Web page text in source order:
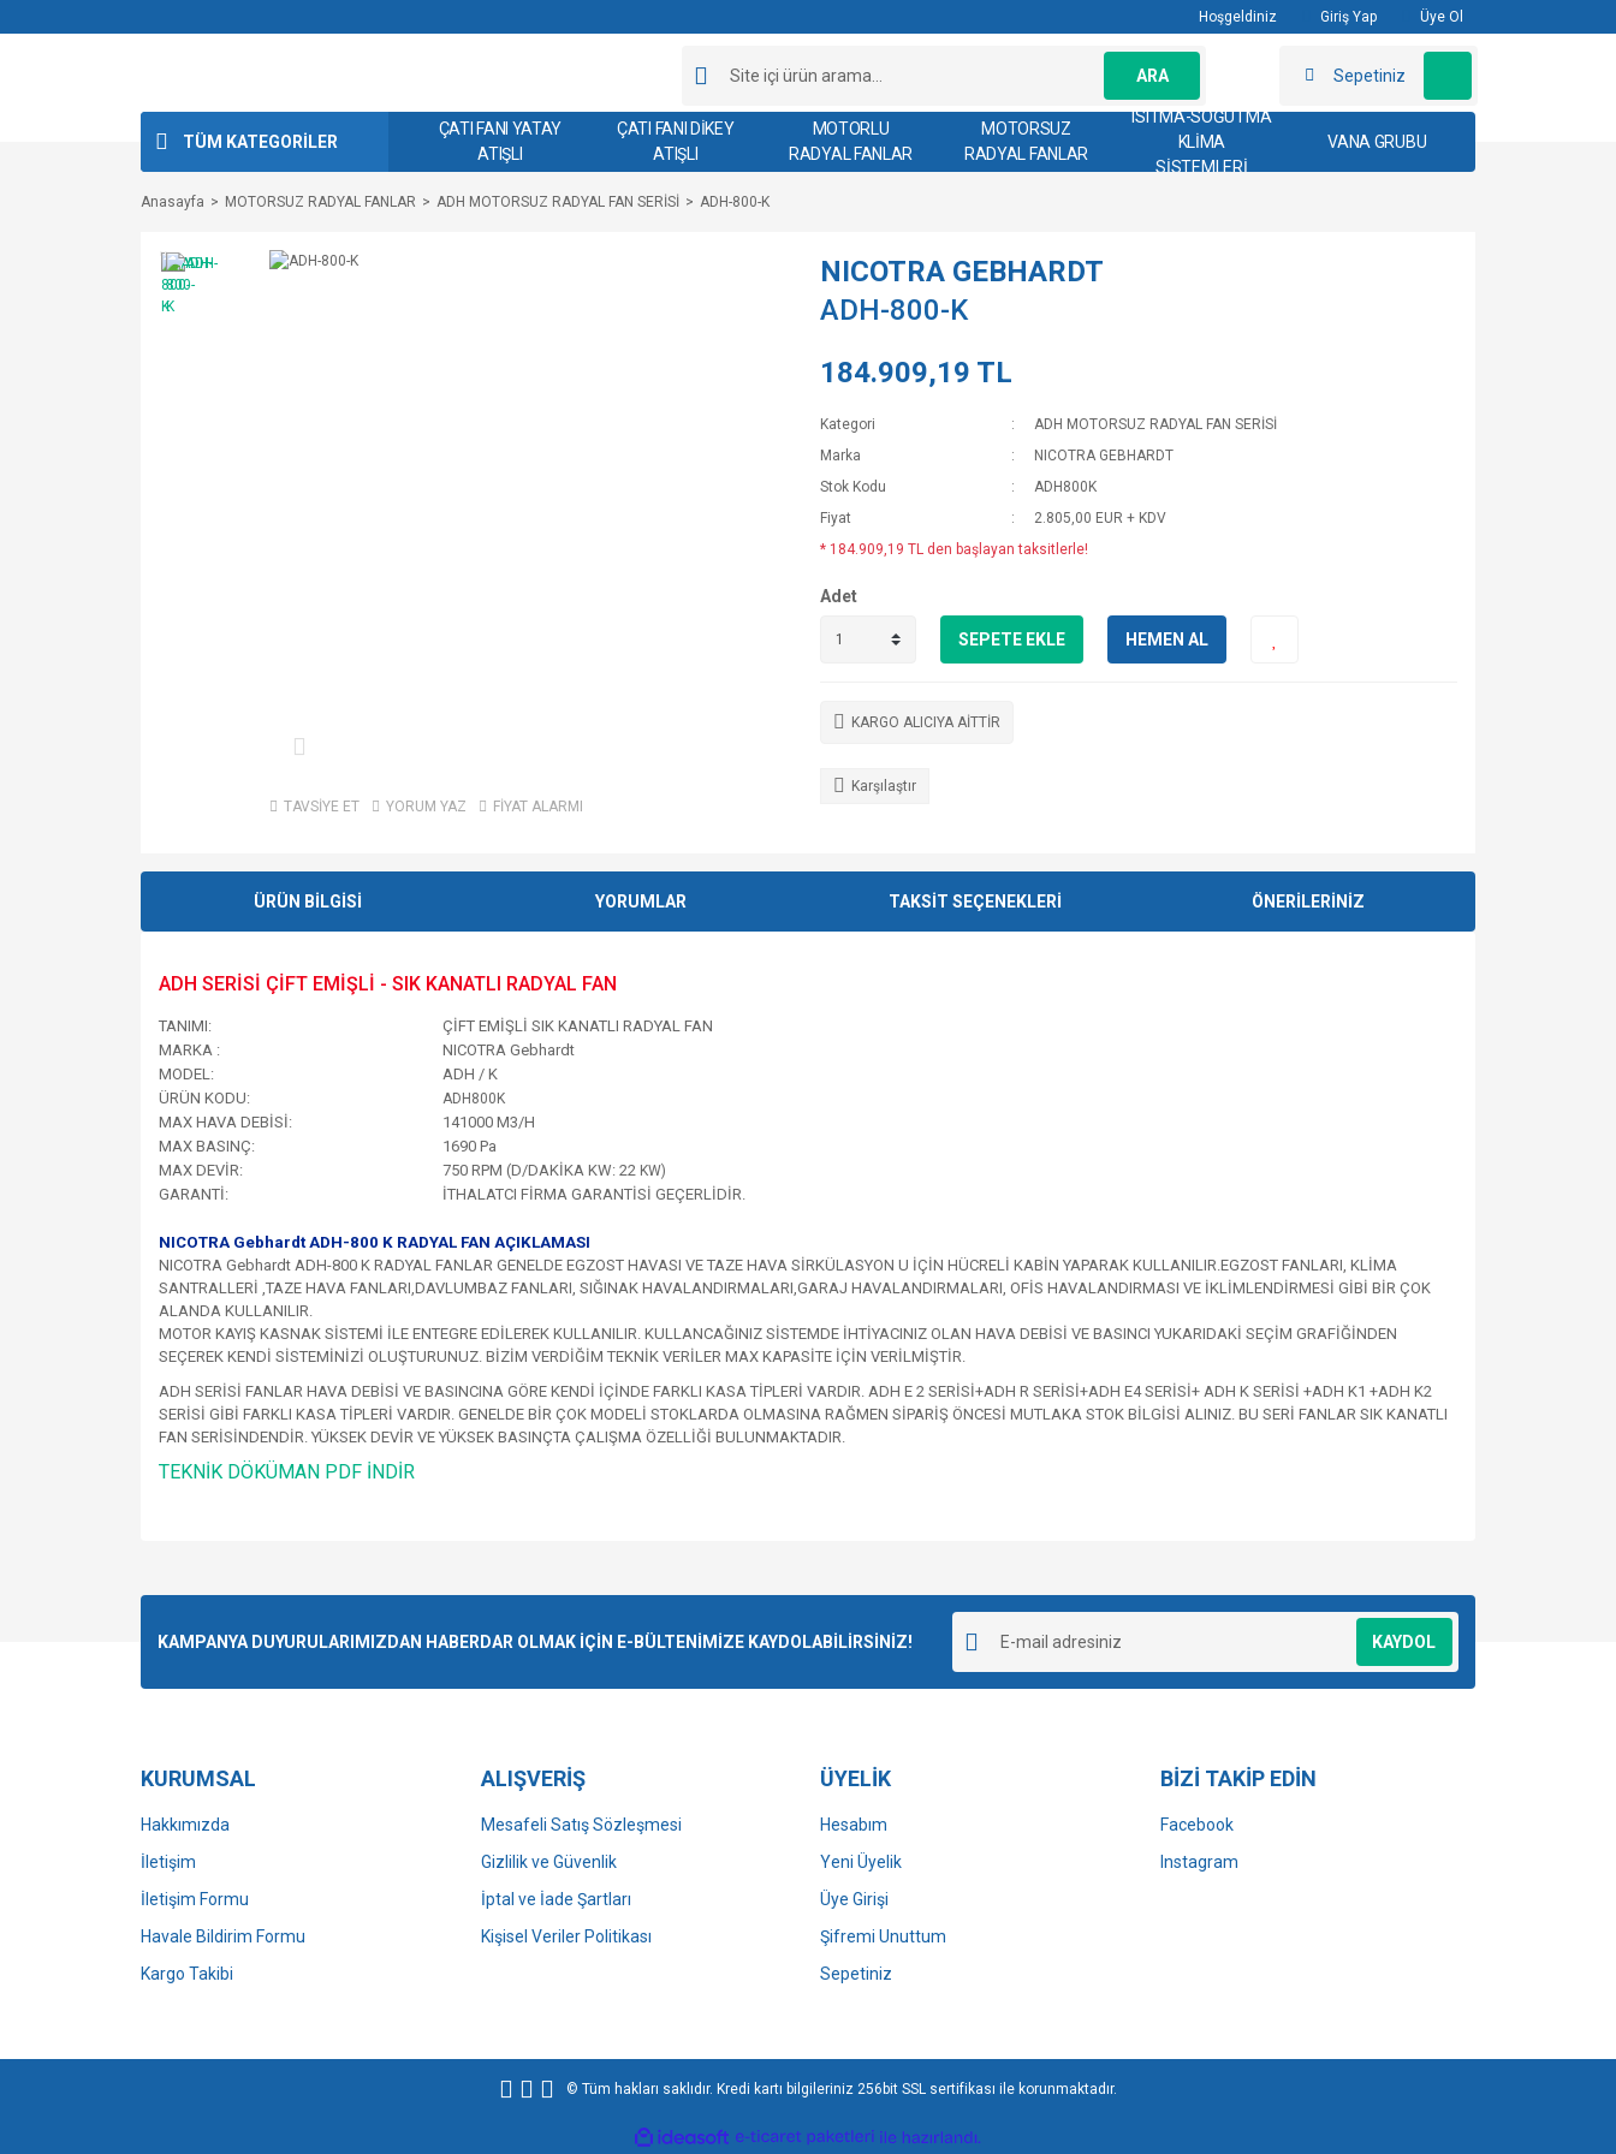
Hoşgeldiniz Giriş Yap Üye Ol
ARA Sepetiniz
TÜM KATEGORİLER
ÇATI FANI YATAY
ATIŞLI
ÇATI FANI DİKEY
ATIŞLI
MOTORLU
RADYAL FANLAR
MOTORSUZ
RADYAL FANLAR
ISITMA-SOĞUTMA
KLİMA
SİSTEMLERİ
VANA GRUBU
Anasayfa MOTORSUZ RADYAL FANLAR ADH MOTORSUZ RADYAL FAN SERİSİ ADH-800-K
TAVSİYE ET YORUM YAZ FİYAT ALARMI
NICOTRA GEBHARDT
ADH-800-K
184.909,19 TL
Kategori
ADH MOTORSUZ RADYAL FAN SERİSİ
Marka
NICOTRA GEBHARDT
Stok Kodu
ADH800K
Fiyat
2.805,00 EUR + KDV
* 184.909,19 TL den başlayan taksitlerle!
Adet
SEPETE EKLE HEMEN AL
KARGO ALICIYA AİTTİR
Karşılaştır
ÜRÜN BİLGİSİ YORUMLAR TAKSİT SEÇENEKLERİ ÖNERİLERİNİZ
ADH SERİSİ ÇİFT EMİŞLİ - SIK KANATLI RADYAL FAN
TANIMI:
ÇİFT EMİŞLİ SIK KANATLI RADYAL FAN
MARKA :
NICOTRA Gebhardt
MODEL:
ADH / K
ÜRÜN KODU:
ADH800K
MAX HAVA DEBİSİ:
141000 M3/H
MAX BASINÇ:
1690 Pa
MAX DEVİR:
750 RPM (D/DAKİKA KW: 22 KW)
GARANTİ: İTHALATCI FİRMA GARANTİSİ GEÇERLİDİR.
NICOTRA Gebhardt ADH-800 K RADYAL FAN AÇIKLAMASI
NICOTRA Gebhardt ADH-800 K RADYAL FANLAR GENELDE EGZOST HAVASI VE TAZE HAVA SİRKÜLASYON U İÇİN HÜCRELİ KABİN YAPARAK KULLANILIR.EGZOST FANLARI, KLİMA
SANTRALLERİ ,TAZE HAVA FANLARI,DAVLUMBAZ FANLARI, SIĞINAK HAVALANDIRMALARI,GARAJ HAVALANDIRMALARI, OFİS HAVALANDIRMASI VE İKLİMLENDİRMESİ GİBİ BİR ÇOK
ALANDA KULLANILIR.
MOTOR KAYIŞ KASNAK SİSTEMİ İLE ENTEGRE EDİLEREK KULLANILIR. KULLANCAĞINIZ SİSTEMDE İHTİYACINIZ OLAN HAVA DEBİSİ VE BASINCI YUKARIDAKİ SEÇİM GRAFİĞİNDEN
SEÇEREK KENDİ SİSTEMİNİZİ OLUŞTURUNUZ. BİZİM VERDİĞİM TEKNİK VERİLER MAX KAPASİTE İÇİN VERİLMİŞTİR.
ADH SERİSİ FANLAR HAVA DEBİSİ VE BASINCINA GÖRE KENDİ İÇİNDE FARKLI KASA TİPLERİ VARDIR. ADH E 2 SERİSİ+ADH R SERİSİ+ADH E4 SERİSİ+ ADH K SERİSİ +ADH K1 +ADH K2
SERİSİ GİBİ FARKLI KASA TİPLERİ VARDIR. GENELDE BİR ÇOK MODELİ STOKLARDA OLMASINA RAĞMEN SİPARİŞ ÖNCESİ MUTLAKA STOK BİLGİSİ ALINIZ. BU SERİ FANLAR SIK KANATLI
FAN SERİSİNDENDİR. YÜKSEK DEVİR VE YÜKSEK BASINÇTA ÇALIŞMA ÖZELLİĞİ BULUNMAKTADIR.
TEKNİK DÖKÜMAN PDF İNDİR
Ürün resmi kalitesiz, bozuk veya görüntülenemiyor.
Bu ürüne benzer farklı alternatifler olmalı.
Gönder
KAMPANYA DUYURULARIMIZDAN HABERDAR OLMAK İÇİN E-BÜLTENİMİZE KAYDOLABİLİRSİNİZ! KAYDOL
KURUMSAL
Hakkımızda
İletişim
İletişim Formu
Havale Bildirim Formu
Kargo Takibi
ALIŞVERİŞ
Mesafeli Satış Sözleşmesi
Gizlilik ve Güvenlik
İptal ve İade Şartları
Kişisel Veriler Politikası
ÜYELİK
Hesabım
Yeni Üyelik
Üye Girişi
Şifremi Unuttum
Sepetiniz
BİZİ TAKİP EDİN
Facebook
Instagram
© Tüm hakları saklıdır. Kredi kartı bilgileriniz 256bit SSL sertifikası ile korunmaktadır.
ideasoft
e-